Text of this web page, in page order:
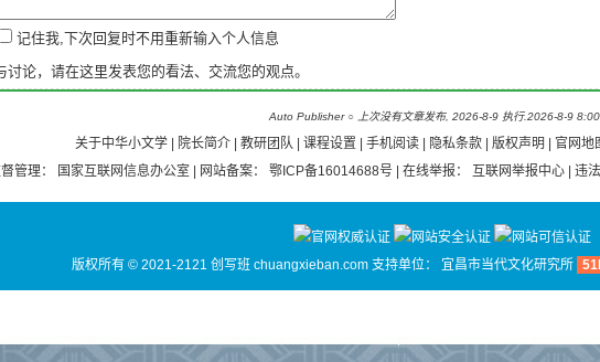
记住我,下次回复时不用重新输入个人信息
论，请在这里发表您的看法、交流您的观点。
Auto Publisher ○ 上次没有文章发布, 2026-8-9 执行.2026-8-9
关于中华小文学 院长简介 教研团队 课程设置 | 手机阅读 隐私条款 版权声明 官网地
管理：
国家互联网信息办公室 | 网站备案： 鄂ICP备16014688号 | 在线举报： 互联网举报中心 | 违
版权所有 © 2021-2121 创写班 chuangxieban.com 支持单位： 宜昌市当代文化研究所